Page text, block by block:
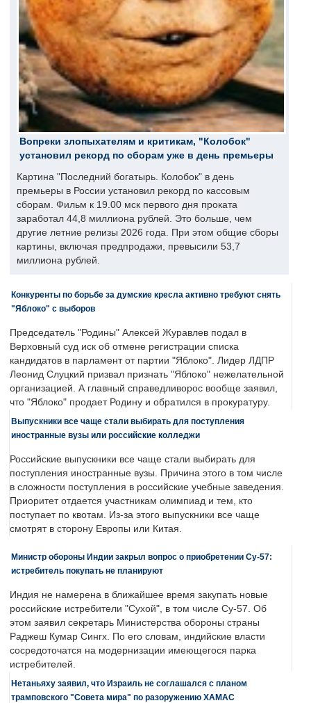
Вопреки злопыхателям и критикам, "Колобок"
установил рекорд по сборам уже в день премьеры
Картина "Последний богатырь. Колобок" в день
премьеры в России установил рекорд по кассовым
сборам. Фильм к 19.00 мск первого дня проката
заработал 44,8 миллиона рублей. Это больше, чем
другие летние релизы 2026 года. При этом общие сборы
картины, включая предпродажи, превысили 53,7
миллиона рублей.
Конкуренты по борьбе за думские кресла активно требуют снять
"Яблоко" с выборов
Председатель "Родины" Алексей Журавлев подал в
Верховный суд иск об отмене регистрации списка
кандидатов в парламент от партии "Яблоко". Лидер ЛДПР
Леонид Слуцкий призвал признать "Яблоко" нежелательной
организацией. А главный справедливорос вообще заявил,
что "Яблоко" продает Родину и обратился в прокуратуру.
Выпускники все чаще стали выбирать для поступления
иностранные вузы или российские колледжи
Российские выпускники все чаще стали выбирать для
поступления иностранные вузы. Причина этого в том числе
в сложности поступления в российские учебные заведения.
Приоритет отдается участникам олимпиад и тем, кто
поступает по квотам. Из-за этого выпускники все чаще
смотрят в сторону Европы или Китая.
Министр обороны Индии закрыл вопрос о приобретении Су-57:
истребитель покупать не планируют
Индия не намерена в ближайшее время закупать новые
российские истребители "Сухой", в том числе Су-57. Об
этом заявил секретарь Министерства обороны страны
Раджеш Кумар Сингх. По его словам, индийские власти
сосредоточатся на модернизации имеющегося парка
истребителей.
Нетаньяху заявил, что Израиль не соглашался с планом
трамповского "Совета мира" по разоружению ХАМАС